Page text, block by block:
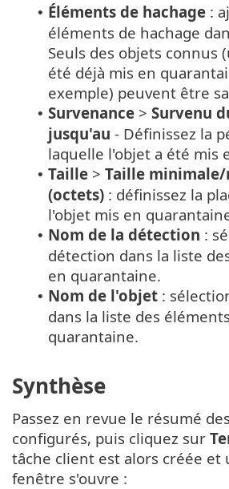
• Éléments de hachage :
éléments de hachage
Seuls des objets connus
été déjà mis en
exemple) peuvent être
• Survenance > Survenu
jusqu'au - Définissez la
laquelle l'objet a été mis
• Taille > Taille
(octets) : définissez la
l'objet mis en
• Nom de la détection :
détection dans la liste
en quarantaine.
• Nom de l'objet :
dans la liste des
quarantaine.
Synthèse
Passez en revue le résumé
configurés, puis cliquez sur
tâche client est alors créée et
fenêtre s'ouvre :